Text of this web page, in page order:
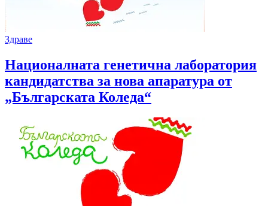
Здраве
Националната генетична лаборатория
кандидатства за нова апаратура от
„Българската Коледа“